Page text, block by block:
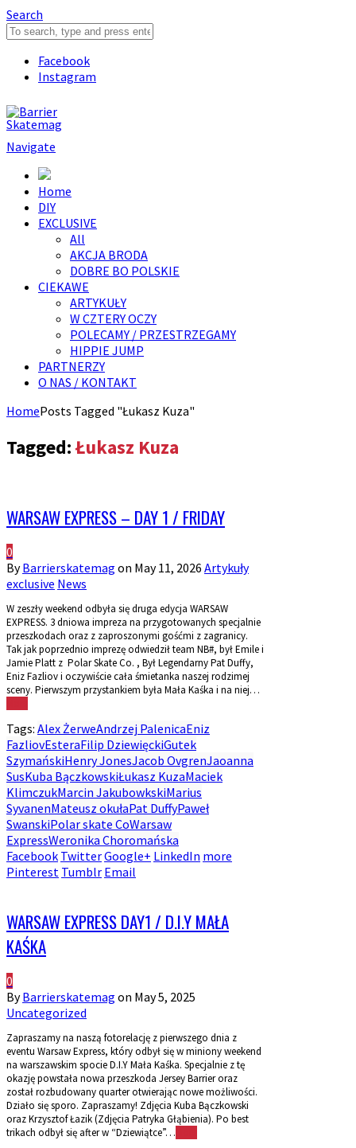
Search
Facebook
Instagram
Navigate
Home
DIY
EXCLUSIVE
All
AKCJA BRODA
DOBRE BO POLSKIE
CIEKAWE
ARTYKUŁY
W CZTERY OCZY
POLECAMY / PRZESTRZEGAMY
HIPPIE JUMP
PARTNERZY
O NAS / KONTAKT
HomePosts Tagged "Łukasz Kuza"
Tagged:Łukasz Kuza
WARSAW EXPRESS – DAY 1 / FRIDAY
0
ByBarrierskatemag on May 11, 2026 Artykuły
exclusive News
W zeszły weekend odbyła się druga edycja WARSAW
EXPRESS. 3 dniowa impreza na przygotowanych specjalnie
przeszkodach oraz z zaproszonymi gośćmi z zagranicy.
Tak jak poprzednio imprezę odwiedził team NB#, był Emile i
Jamie Platt z Polar Skate Co. , Był Legendarny Pat Duffy,
Eniz Fazliov i oczywiście cała śmietanka naszej rodzimej
sceny. Pierwszym przystankiem była Mała Kaśka i na niej…
Tags: Alex ŻerweAndrzej PalenicaEniz
FazliovEsteraFilip DziewięckiGutek
SzymańskiHenry JonesJacob OvgrenJaoanna
SusKuba BączkowskiŁukasz KuzaMaciek
KlimczukMarcin JakubowkskiMarius
SyvanenMateusz okułaPat DuffyPaweł
SwanskiPolar skate CoWarsaw
ExpressWeronika Choromańska
Facebook TwitterGoogle+ LinkedIn more
Pinterest Tumblr Email
WARSAW EXPRESS DAY1 / D.I.Y MAŁA
KAŚKA
0
ByBarrierskatemag on May 5, 2025
Uncategorized
Zapraszamy na naszą fotorelację z pierwszego dnia z
eventu Warsaw Express, który odbył się w miniony weekend
na warszawskim spocie D.I.Y Mała Kaśka. Specjalnie z tę
okazję powstała nowa przeszkoda Jersey Barrier oraz
został rozbudowany quarter otwierając nowe możliwości.
Działo się sporo. Zapraszamy! Zdjęcia Kuba Bączkowski
oraz Krzysztof Łazik (Zdjęcia Patryka Głąbienia). Po best
trikach odbył się after w “Dziewiątce”…